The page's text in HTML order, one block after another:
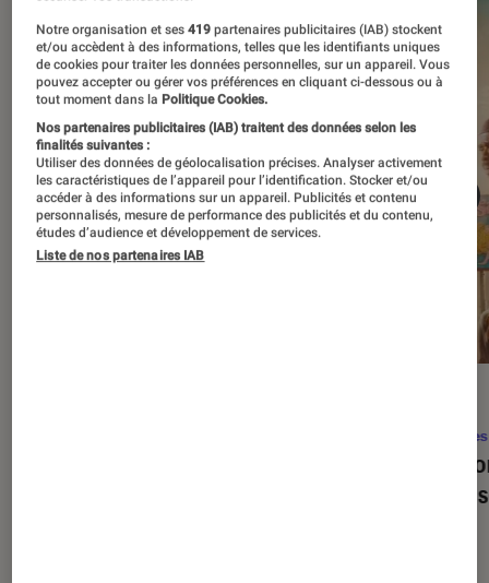
Séries
Notre organisation et ses419 partenaires publicitaires (IAB) stockent
et/ou accèdent à des informations, telles que les identifiants uniques
de cookies pour traiter les données personnelles, sur un appareil. Vous
pouvez accepter ou gérer vos préférences en cliquant ci-dessous ou à
tout moment dans la Politique Cookies.
Nos partenaires publicitaires (IAB) traitent des données selon les
finalités suivantes :
Utiliser des données de géolocalisation précises. Analyser activement
les caractéristiques de l’appareil pour l’identification. Stocker et/ou
accéder à des informations sur un appareil. Publicités et contenu
personnalisés, mesure de performance des publicités et du contenu,
études d’audience et développement de services.
Liste de nos partenaires IAB